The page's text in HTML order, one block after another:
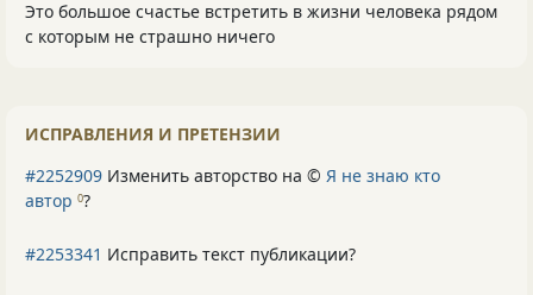
Это большое счастье встретить в жизни человека рядом
с которым не страшно ничего
ИСПРАВЛЕНИЯ И ПРЕТЕНЗИИ
#2252909 Изменить авторство на © Я не знаю кто
автор 0?
#2253341 Исправить текст публикации?